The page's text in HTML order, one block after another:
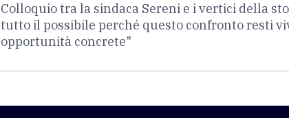
Colloquio tra la sindaca Sereni e i vertici della
tutto il possibile perché questo confronto resti
opportunità concrete"